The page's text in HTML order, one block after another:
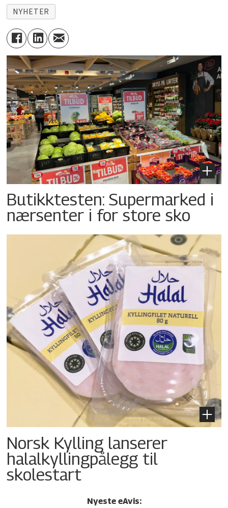
NYHETER
Butikktesten: Supermarked i
nærsenter i for store sko
Norsk Kylling lanserer
halalkylling­pålegg til
skolestart
Nyeste eAvis: